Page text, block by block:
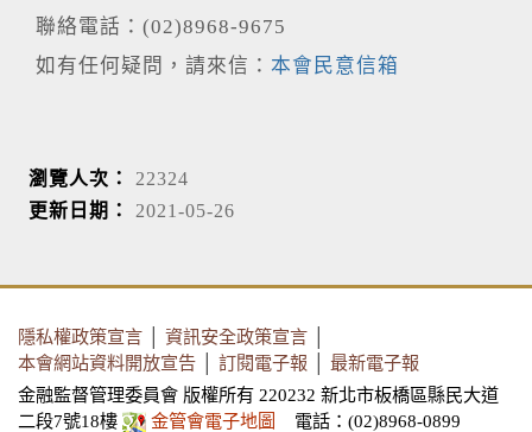
聯絡電話：(02)8968-9675
如有任何疑問，請來信： 本會民意信箱
瀏覽人次： 22324
更新日期： 2021-05-26
隱私權政策宣言 資訊安全政策宣言
本會網站資料開放宣告
訂閱電子報
最新電子報
金融監督管理委員會 版權所有 220232 新北市板橋區縣民大道
二段7號18樓
金管會電子地圖
電話：(02)8968-0899